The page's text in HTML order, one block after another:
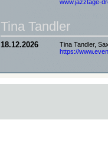
www.jazztage-
Tina Tandler
18.12.2026
Tina Tandler,
https://